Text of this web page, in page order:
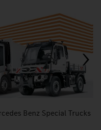
Benz Special Trucks